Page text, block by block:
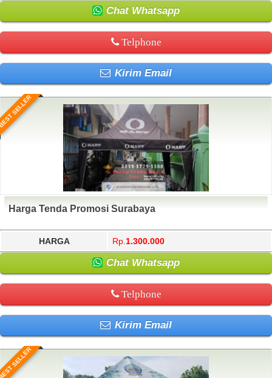
Chat Whatsapp
Telphone
Kirim Email
SELLER
Harga Tenda Promosi Surabaya
HARGA Rp. 1.300.000
Chat Whatsapp
Telphone
Kirim Email
SELLER